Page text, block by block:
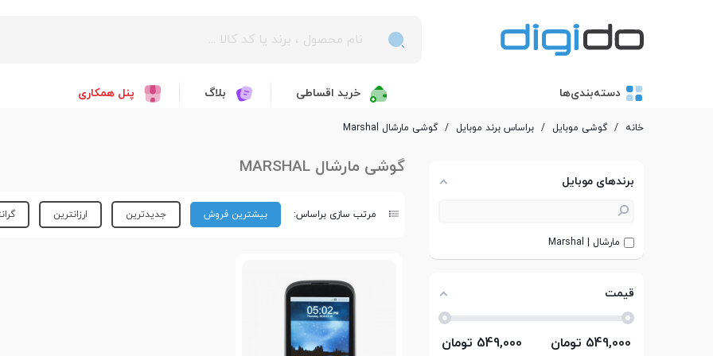
دسته‌بندی‌ها خرید اقساطی بلاگ پنل همکاری
خانه / گوشی موبایل / بر‌اساس برند موبایل / گوشی مارشال Marshal
برندهای موبایل
مارشال | Marshal
قیمت
549,000 تومان 549,000 تومان
گوشی مارشال MARSHAL
مرتب سازی براساس: بیشترین فروش جدیدترین ارزانترین